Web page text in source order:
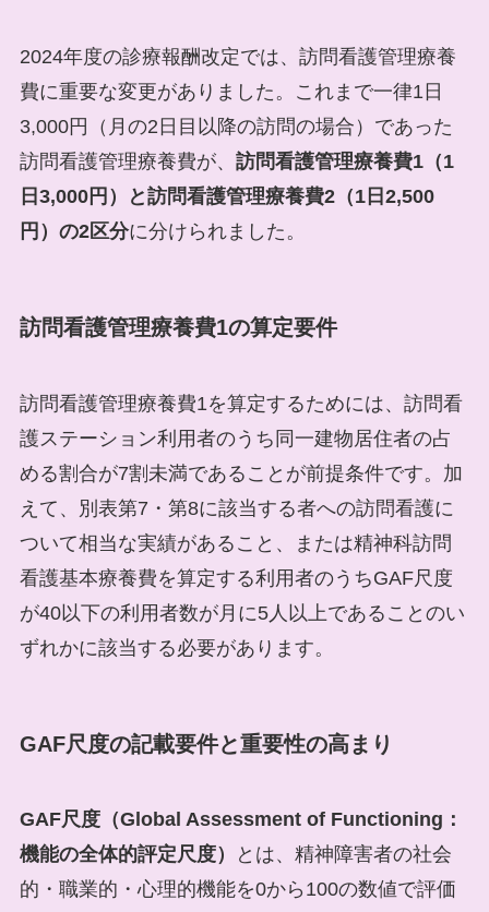
2024年度の診療報酬改定では、訪問看護管理療養
費に重要な変更がありました。これまで一律1日
3,000円（月の2日目以降の訪問の場合）であった
訪問看護管理療養費が、 訪問看護管理療養費1（1
日3,000円）と訪問看護管理療養費2（1日2,500
円）の2区分に分けられました。
訪問看護管理療養費1の算定要件
訪問看護管理療養費1を算定するためには、訪問看
護ステーション利用者のうち同一建物居住者の占
める割合が7割未満であることが前提条件です。加
えて、別表第7・第8に該当する者への訪問看護に
ついて相当な実績があること、または精神科訪問
看護基本療養費を算定する利用者のうちGAF尺度
が40以下の利用者数が月に5人以上であることのい
ずれかに該当する必要があります。
GAF尺度の記載要件と重要性の高まり
GAF尺度（Global Assessment of Functioning：
機能の全体的評定尺度）
とは、精神障害者の社会
的・職業的・心理的機能を0から100の数値で評価